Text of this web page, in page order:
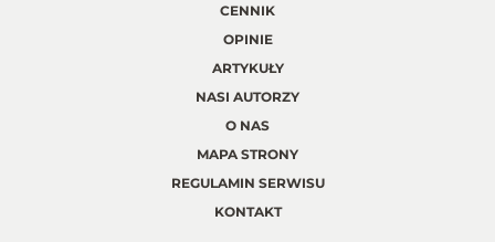
CENNIK
OPINIE
ARTYKUŁY
NASI AUTORZY
O NAS
MAPA STRONY
REGULAMIN SERWISU
KONTAKT